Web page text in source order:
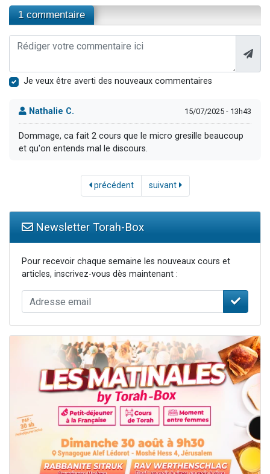
1 commentaire
Je veux être averti des nouveaux commentaires
Nathalie C. 15/07/2025 - 13h43
Dommage, ca fait 2 cours que le micro gresille beaucoup
et qu'on entends mal le discours.
précédent suivant
Newsletter Torah-Box
Pour recevoir chaque semaine les nouveaux cours et
articles, inscrivez-vous dès maintenant :